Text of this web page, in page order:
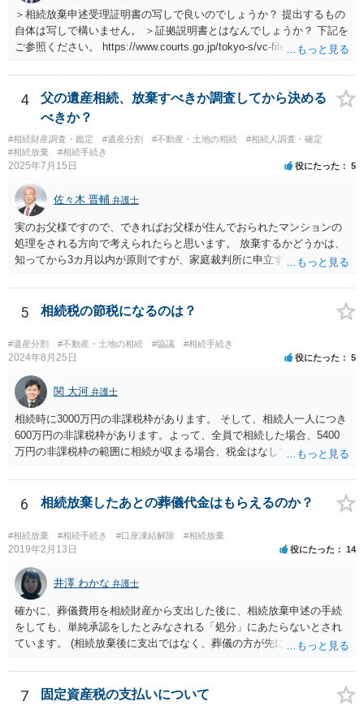
＞相続放棄申述受理証明書の写しで良いのでしょうか？ 提出するもの
自体は写しで構いません。 ＞証拠説明書とはなんでしょうか？ 下記を
ご参照ください。 https://www.courts.go.jp/tokyo-s/vc-files/tokyo-s/file/
4
父の遺産相続、放棄すべきか調査してから決める
べきか？
#相続財産調査・鑑定 #遺産分割 #不動産・土地の相続
#相続人調査・確定
#相続放棄
#相続手続き
2025年7月15日 役にたった 5
佐々木 晋輔 弁護士
実のお父様ですので、できればお父様が住んでおられたマンションの
処理をされる方向で考えられたらと思います。 放棄するかどうかは、
知ってから3カ月以内が原則ですが、家庭裁判所に申立すれば3カ月の
放棄するかどうか決めることができます。 銀行やサラ金が数年も放置
することはありませんので、数年後に借金が発見される可能性はほぼ
ありません。 なお、私が扱った相続放棄を検討していた案件で、期間
伸長して調査したところ、サラ金に対する過払金など相当な財産が見
つかったため相続したという事例がありました。
5 相続税の節税になるのは？
#遺産分割 #不動産・土地の相続 #協議 #相続手続き
2024年8月25日 役にたった 5
関 大河 弁護士
相続時に3000万円の非課税枠があります。 そして、相続人一人につき
600万円の非課税枠があります。よって、全員で相続した場合、5400
万円の非課税枠の範囲に相続が収まる場合、税金はなしです。 一人が
範囲となります。 一般的には、全員で相続する方が税金はお得です。
また、全員で相続しても、話し合いの結果、親がすべて相続と決める
こともできます。この場合でも相続の非課税枠は、全員で相続した540
0万円分使えます。 父が亡くなり、母が全部相続すると、母から三人
で相続する際は、4800万円が非課税枠となります。 そうすると、母が
亡くなってから相続すると、両親のどちらかが亡くなってから相続す
るより非課税の枠が減少します。 計画的に相続をするのがおすすめと
いうことになります。これ以外にも気をつける点はあるかもしれませ
んので、一度相談して想定するのがおすすめと思います。
6 相続放棄したあとの葬儀代金はもらえるのか？
#相続放棄 #相続手続き #口座凍結解除 #相続放棄
2019年2月13日 役にたった 14
井澤 わかな 弁護士
確かに、葬儀費用を相続財産から支出した後に、相続放棄申述の手続
をしても、単純承認をしたとみなされる「処分」にあたらないとされ
ています。 (相続放棄後に支出ではなく、葬儀の方が先に来るのが通常
述の手続ということだと思いますが) ただ、葬儀費用ならいくらでもよ
いということではなく、身分相応の、社会的儀式として当然認められ
る程度の金額に留まると考えた方がよいです。 もし、相続人の皆さん
7 固定資産税の支払いについて